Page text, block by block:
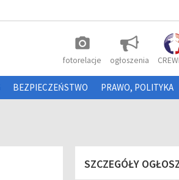
photo_camera
fotorelacje ogłoszenia
BEZPIECZEŃSTWO PRAWO, POLITYKA
SZCZEGÓŁY